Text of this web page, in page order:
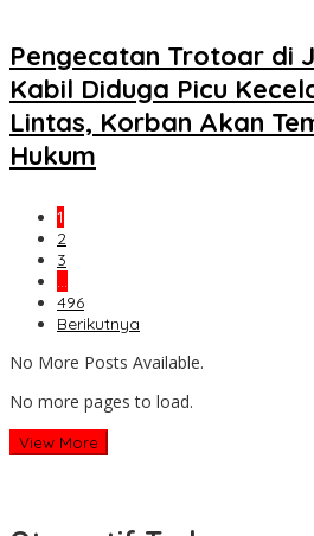
Pengecatan Trotoar di
Kabil Diduga Picu
Lintas, Korban Akan
Hukum
1
2
3
…
496
Berikutnya
No More Posts Available.
No more pages to load.
View More